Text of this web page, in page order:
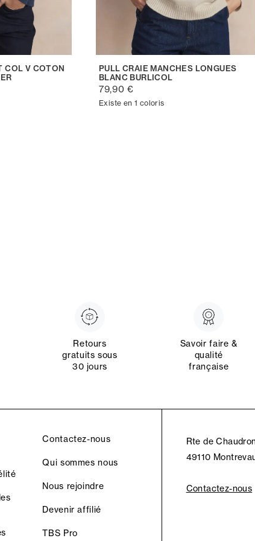
COL V COTON
PULL CRAIE MANCHES LONGUES
BLANC BURLICOL
79,90 €
Existe en 1 coloris
Retours
gratuits sous
30 jours
Savoir faire &
qualité
française
Contactez-nous
Qui sommes nous
Nous rejoindre
Devenir affilié
TBS Pro
Rte de
49110
Contactez-nous